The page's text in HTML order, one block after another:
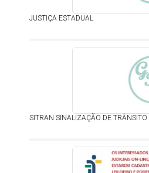
JUSTIÇA ESTADUAL
SITRAN SINALIZAÇÃO DE TRÂNSITO